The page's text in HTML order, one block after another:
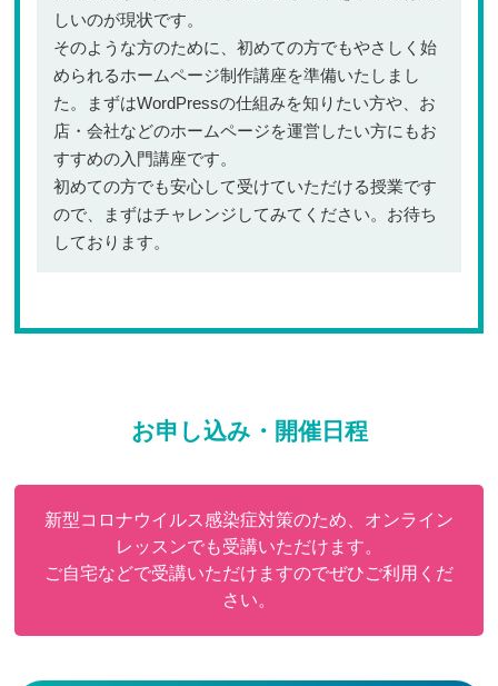
しいのが現状です。
そのような方のために、初めての方でもやさしく始
められるホームページ制作講座を準備いたしまし
た。まずはWordPressの仕組みを知りたい方や、お
店・会社などのホームページを運営したい方にもお
すすめの入門講座です。
初めての方でも安心して受けていただける授業です
ので、まずはチャレンジしてみてください。お待ち
しております。
お申し込み・開催日程
新型コロナウイルス感染症対策のため、オンライン
レッスンでも受講いただけます。
ご自宅などで受講いただけますのでぜひご利用くだ
さい。